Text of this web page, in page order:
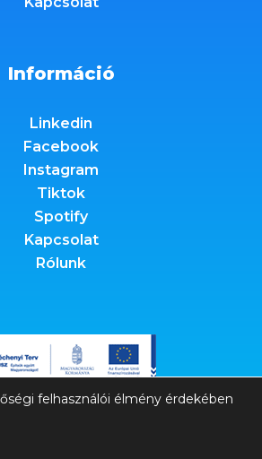
Információ
Linkedin
Facebook
Instagram
Tiktok
Spotify
Kapcsolat
Rólunk
felhasználói élmény érdekében